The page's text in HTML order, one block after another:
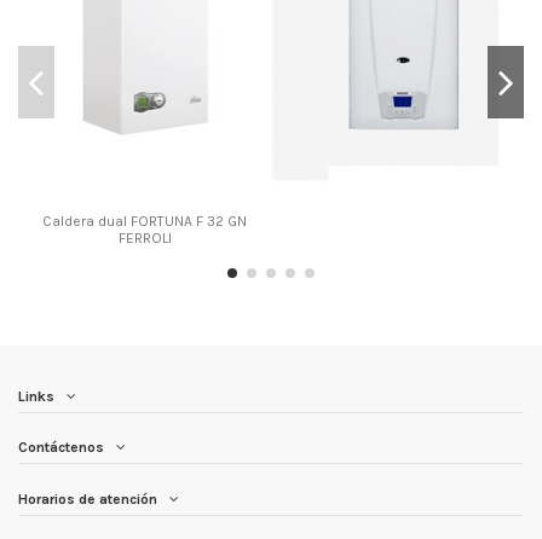
Caldera dual FORTUNA F 32 GN
FERROLI
Links
Contáctenos
Horarios de atención